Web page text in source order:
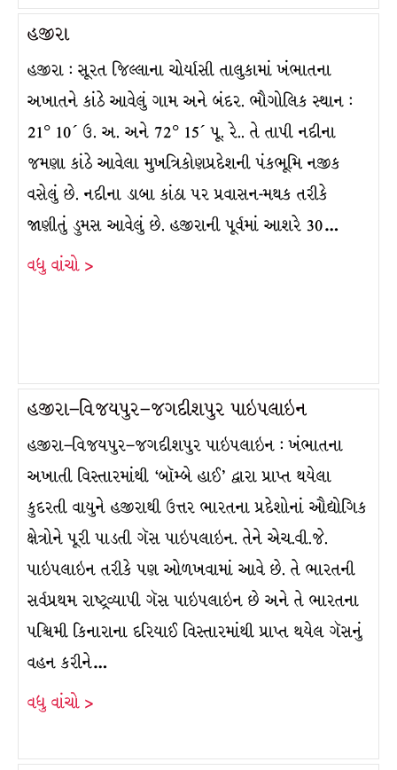
હજીરા
હજીરા : સૂરત જિલ્લાના ચોર્યાસી તાલુકામાં ખંભાતના
અખાતને કાંઠે આવેલું ગામ અને બંદર. ભૌગોલિક સ્થાન :
21° 10´ ઉ. અ. અને 72° 15´ પૂ. રે.. તે તાપી નદીના
જમણા કાંઠે આવેલા મુખત્રિકોણપ્રદેશની પંકભૂમિ નજીક
વસેલું છે. નદીના ડાબા કાંઠા પર પ્રવાસન-મથક તરીકે
જાણીતું ડુમસ આવેલું છે. હજીરાની પૂર્વમાં આશરે 30…
વધુ વાંચો >
હજીરા–વિજયપુર–જગદીશપુર પાઇપલાઇન
હજીરા–વિજયપુર–જગદીશપુર પાઇપલાઇન : ખંભાતના
અખાતી વિસ્તારમાંથી ‘બૉમ્બે હાઈ’ દ્વારા પ્રાપ્ત થયેલા
કુદરતી વાયુને હજીરાથી ઉત્તર ભારતના પ્રદેશોનાં ઔદ્યોગિક
ક્ષેત્રોને પૂરી પાડતી ગૅસ પાઇપલાઇન. તેને એચ.વી.જે.
પાઇપલાઇન તરીકે પણ ઓળખવામાં આવે છે. તે ભારતની
સર્વપ્રથમ રાષ્ટ્રવ્યાપી ગૅસ પાઇપલાઇન છે અને તે ભારતના
પશ્ચિમી કિનારાના દરિયાઈ વિસ્તારમાંથી પ્રાપ્ત થયેલ ગૅસનું
વહન કરીને…
વધુ વાંચો >